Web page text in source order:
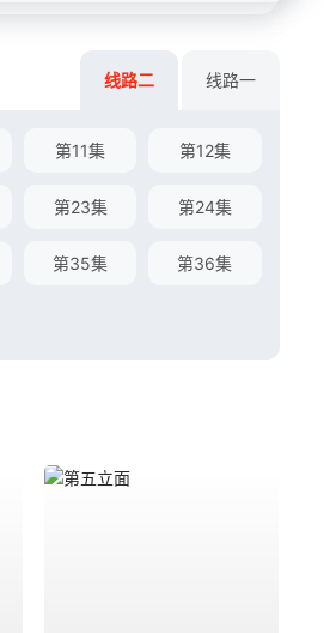
线路二 线路一
第11集 第12集
第23集 第24集
第35集 第36集